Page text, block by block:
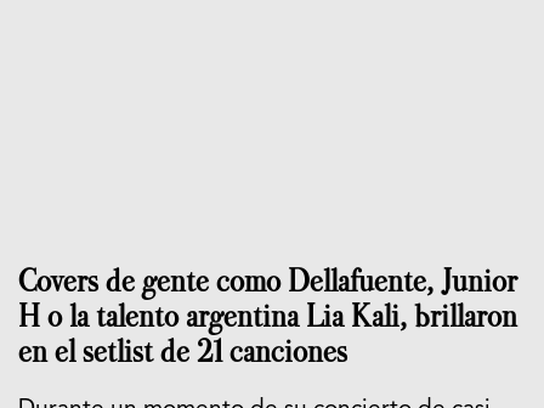
Covers de gente como Dellafuente, Junior
H o la talento argentina Lia Kali, brillaron
en el setlist de 21 canciones